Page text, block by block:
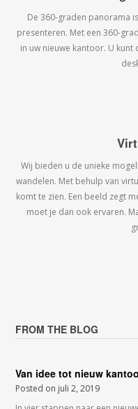
De 360-graden panorama
presenteren. Met een 360-
in uw nieuwe kantoor. U
Wij bieden u de unieke
wandelen. Met behulp van
komt te zien. Een beeld zegt
moet je dan ook ervaren.
FROM THE BLOG
Van idee tot nieuw
Posted on juli 2, 2019